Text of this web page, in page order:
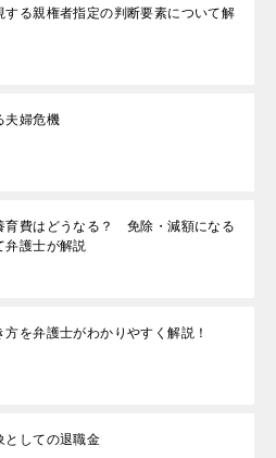
する親権者指定の判断要素について解
夫婦危機
育費はどうなる？ 免除・減額になる
弁護士が解説
方を弁護士がわかりやすく解説！
としての退職金